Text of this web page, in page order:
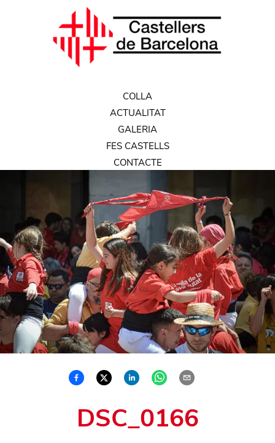
COLLA
ACTUALITAT
GALERIA
FES CASTELLS
CONTACTE
DSC_0166